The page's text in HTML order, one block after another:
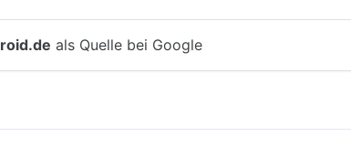
als Quelle bei Google